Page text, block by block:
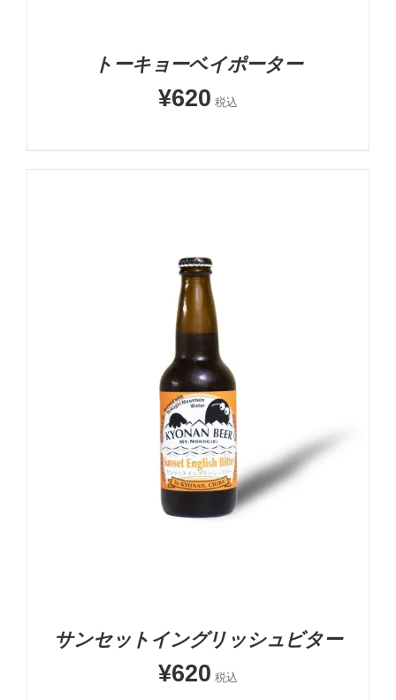
トーキョーベイポーター
¥620 税込
お買い物カゴに追加
詳細
サンセットイングリッシュビター
¥620 税込